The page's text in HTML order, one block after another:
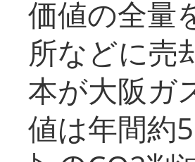
価値の全量
所などに売
本が大阪ガ
値は年間約